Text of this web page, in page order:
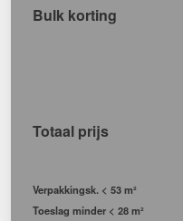
Bulk korting
Totaal prijs
Verpakkingsk. < 53 m²
Toeslag minder < 28 m²